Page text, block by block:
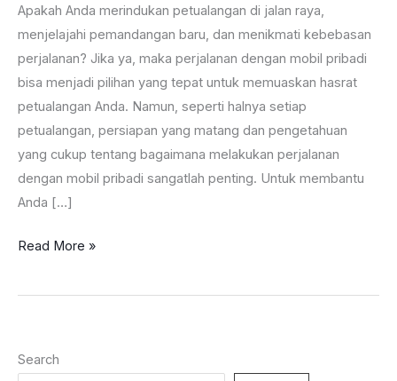
Apakah Anda merindukan petualangan di jalan raya,
menjelajahi pemandangan baru, dan menikmati kebebasan
perjalanan? Jika ya, maka perjalanan dengan mobil pribadi
bisa menjadi pilihan yang tepat untuk memuaskan hasrat
petualangan Anda. Namun, seperti halnya setiap
petualangan, persiapan yang matang dan pengetahuan
yang cukup tentang bagaimana melakukan perjalanan
dengan mobil pribadi sangatlah penting. Untuk membantu
Anda […]
Petualangan
Terlupakan,
dengan
Read More »
Search